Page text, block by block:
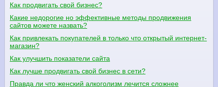
Как продвигать свой бизнес?
Какие недорогие но эффективные методы продвижения
сайтов можете назвать?
Как привлекать покупателей в только что открытый интернет-
магазин?
Как улучшить показатели сайта
Как лучше продвигать свой бизнес в сети?
Правда ли что женский алкоголизм лечится сложнее